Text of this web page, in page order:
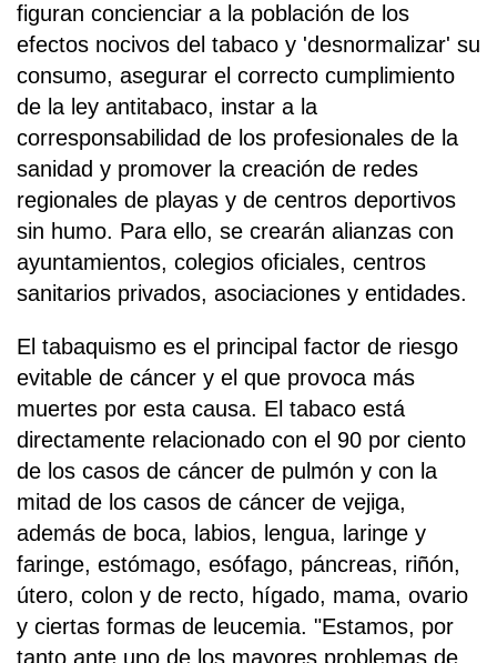
figuran concienciar a la población de los
efectos nocivos del tabaco y 'desnormalizar' su
consumo, asegurar el correcto cumplimiento
de la ley antitabaco, instar a la
corresponsabilidad de los profesionales de la
sanidad y promover la creación de redes
regionales de playas y de centros deportivos
sin humo. Para ello, se crearán alianzas con
ayuntamientos, colegios oficiales, centros
sanitarios privados, asociaciones y entidades.
El tabaquismo es el principal factor de riesgo
evitable de cáncer y el que provoca más
muertes por esta causa. El tabaco está
directamente relacionado con el 90 por ciento
de los casos de cáncer de pulmón y con la
mitad de los casos de cáncer de vejiga,
además de boca, labios, lengua, laringe y
faringe, estómago, esófago, páncreas, riñón,
útero, colon y de recto, hígado, mama, ovario
y ciertas formas de leucemia. "Estamos, por
tanto ante uno de los mayores problemas de